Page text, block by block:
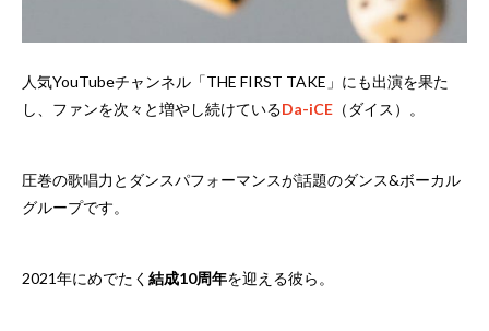
人気YouTubeチャンネル「THE FIRST TAKE」にも出演を果た
し、ファンを次々と増やし続けているDa-iCE （ダイス）。
圧巻の歌唱力とダンスパフォーマンスが話題のダンス&ボーカル
グループです。
2021年にめでたく 結成10周年を迎える彼ら。